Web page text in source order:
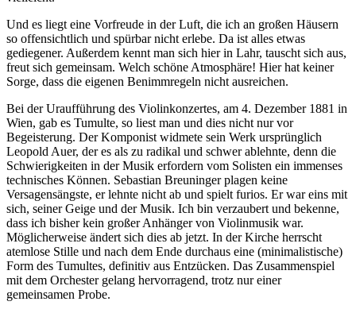
Und es liegt eine Vorfreude in der Luft, die ich an großen Häusern
so offensichtlich und spürbar nicht erlebe. Da ist alles etwas
gediegener. Außerdem kennt man sich hier in Lahr, tauscht sich aus,
freut sich gemeinsam. Welch schöne Atmosphäre! Hier hat keiner
Sorge, dass die eigenen Benimmregeln nicht ausreichen.
Bei der Uraufführung des Violinkonzertes, am 4. Dezember 1881 in
Wien, gab es Tumulte, so liest man und dies nicht nur vor
Begeisterung. Der Komponist widmete sein Werk ursprünglich
Leopold Auer, der es als zu radikal und schwer ablehnte, denn die
Schwierigkeiten in der Musik erfordern vom Solisten ein immenses
technisches Können. Sebastian Breuninger plagen keine
Versagensängste, er lehnte nicht ab und spielt furios. Er war eins mit
sich, seiner Geige und der Musik. Ich bin verzaubert und bekenne,
dass ich bisher kein großer Anhänger von Violinmusik war.
Möglicherweise ändert sich dies ab jetzt. In der Kirche herrscht
atemlose Stille und nach dem Ende durchaus eine (minimalistische)
Form des Tumultes, definitiv aus Entzücken. Das Zusammenspiel
mit dem Orchester gelang hervorragend, trotz nur einer
gemeinsamen Probe.